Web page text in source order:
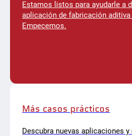
Estamos listos para ayudarle a
aplicación de fabricación
Empecemos.
Más casos prácticos
Descubra nuevas aplicaciones